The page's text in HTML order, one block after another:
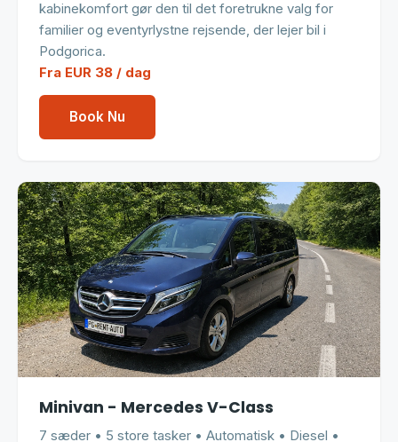
kabinekomfort gør den til det foretrukne valg for
familier og eventyrlystne rejsende, der lejer bil i
Podgorica.
Fra EUR 38 / dag
Book Nu
Minivan - Mercedes V-Class
7 sæder • 5 store tasker • Automatisk • Diesel •